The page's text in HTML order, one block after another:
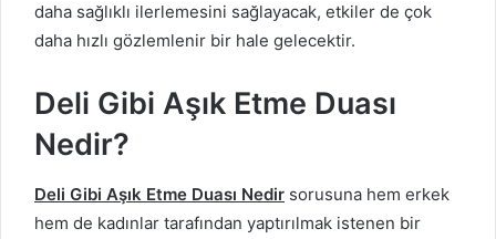
daha sağlıklı ilerlemesini sağlayacak, etkiler de çok
daha hızlı gözlemlenir bir hale gelecektir.
Deli Gibi Aşık Etme Duası
Nedir?
Deli Gibi Aşık Etme Duası Nedir sorusuna hem erkek
hem de kadınlar tarafından yaptırılmak istenen bir